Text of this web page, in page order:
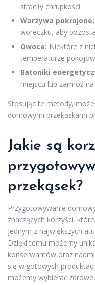
straciły chrupkości.
Warzywa pokrojone:
woreczku, aby
Owoce: Niektóre z
temperaturze
Batoniki
miejscu lub zamroź na
Stosując te metody,
domowymi przekąskami
Jakie są
przekąsek?
Przygotowywanie
znaczących korzyści,
jednym z największych
Dzięki temu możemy
konserwantów oraz
się w gotowych
możemy wybierać